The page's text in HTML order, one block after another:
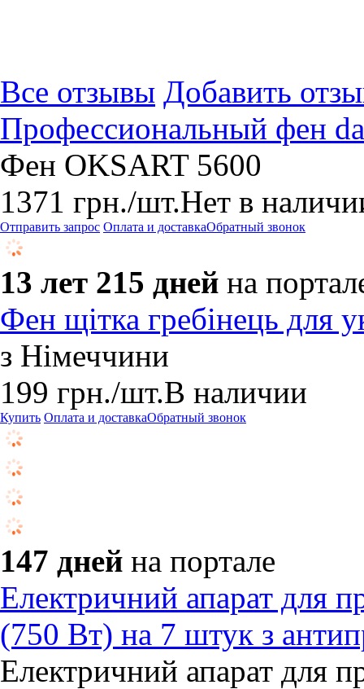
Все отзывы Добавить
Профессиональный фен
Фен OKSART 5600
1371 грн./шт.Нет в
Отправить запрос Оплата и доставкаОбратный звонок
13 лет 215 дней на
Фен щітка гребінець для
з Німеччини
199 грн./шт.В наличии
Купить Оплата и доставкаОбратный звонок
147 дней на портале
Електричний апарат для
(750 Вт) на 7 штук з
Електричний апарат для